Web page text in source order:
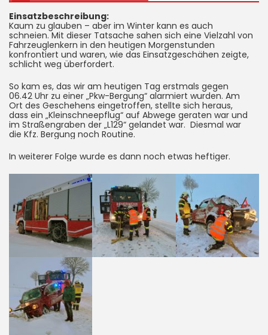
Einsatzbeschreibung:
Kaum zu glauben – aber im Winter kann es auch
schneien. Mit dieser Tatsache sahen sich eine Vielzahl von
Fahrzeuglenkern in den heutigen Morgenstunden
konfrontiert und waren, wie das Einsatzgeschähen zeigte,
schlicht weg überfordert.
So kam es, das wir am heutigen Tag erstmals gegen
06.42 Uhr zu einer „Pkw-Bergung“ alarmiert wurden. Am
Ort des Geschehens eingetroffen, stellte sich heraus,
dass ein „Kleinschneepflug“ auf Abwege geraten war und
im Straßengraben der „L129“ gelandet war. Diesmal war
die Kfz. Bergung noch Routine.
In weiterer Folge wurde es dann noch etwas heftiger.